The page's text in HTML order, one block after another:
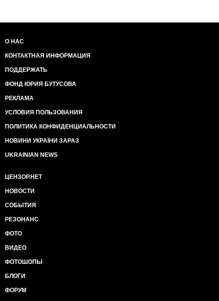
О НАС
КОНТАКТНАЯ ИНФОРМАЦИЯ
ПОДДЕРЖАТЬ
ФОНД ЮРИЯ БУТУСОВА
РЕКЛАМА
УСЛОВИЯ ПОЛЬЗОВАНИЯ
ПОЛИТИКА КОНФИДЕНЦИАЛЬНОСТИ
НОВИНИ УКРАЇНИ ЗАРАЗ
UKRAINIAN NEWS
ЦЕНЗОР.НЕТ
НОВОСТИ
СОБЫТИЯ
РЕЗОНАНС
ФОТО
ВИДЕО
ФОТОШОПЫ
БЛОГИ
ФОРУМ